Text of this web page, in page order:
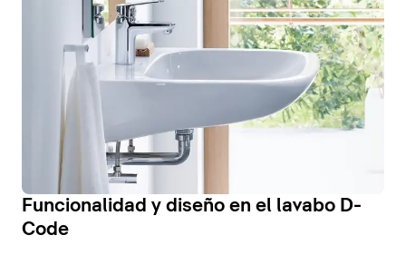
Funcionalidad y diseño en el lavabo D-
Code